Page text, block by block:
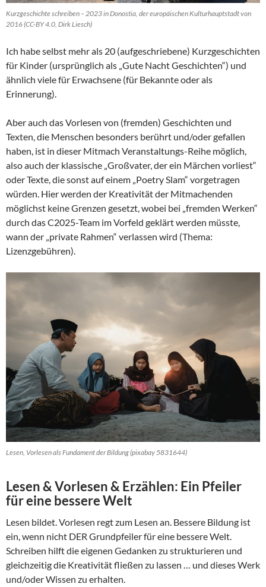
Kurzgeschichte schreiben – 2023 in Donostia, der europäischen Kulturhauptstadt von
2016 (CC-BY 4.0, Dirk Liesch)
Ich habe selbst mehr als 20 (aufgeschriebene) Kurzgeschichten
für Kinder (ursprünglich als „Gute Nacht Geschichten“) und
ähnlich viele für Erwachsene (für Bekannte oder als
Erinnerung).
Aber auch das Vorlesen von (fremden) Geschichten und
Texten, die Menschen besonders berührt und/oder gefallen
haben, ist in dieser Mitmach Veranstaltungs-Reihe möglich,
also auch der klassische „Großvater, der ein Märchen vorliest“
oder Texte, die sonst auf einem „Poetry Slam“ vorgetragen
würden. Hier werden der Kreativität der Mitmachenden
möglichst keine Grenzen gesetzt, wobei bei „fremden Werken“
durch das C2025-Team im Vorfeld geklärt werden müsste,
wann der „private Rahmen“ verlassen wird (Thema:
Lizenzgebühren).
Lesen, Vorlesen als Fundament der Bildung (pixabay 5831644)
Lesen & Vorlesen & Erzählen: Ein Pfeiler
für eine bessere Welt
Lesen bildet. Vorlesen regt zum Lesen an. Bessere Bildung ist
ein, wenn nicht DER Grundpfeiler für eine bessere Welt.
Schreiben hilft die eigenen Gedanken zu strukturieren und
gleichzeitig die Kreativität fließen zu lassen … und dieses Werk
und/oder Wissen zu erhalten.